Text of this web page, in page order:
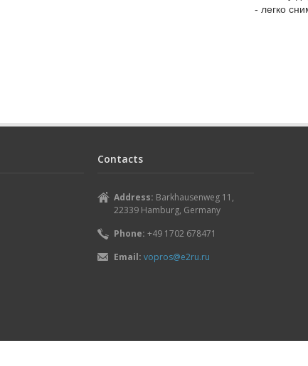
- легко
Contacts
Address: Barkhausenweg 11,
22339 Hamburg, Germany
Phone: +49 1702 678471
Email: vopros@e2ru.ru